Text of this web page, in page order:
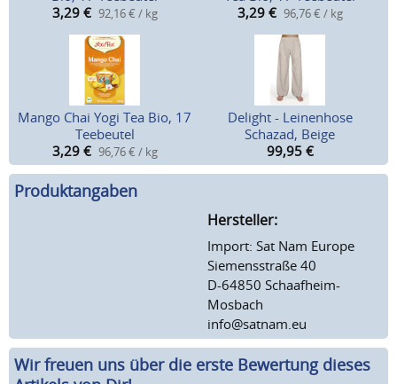
3,29 € 92,16 € / kg
3,29 € 96,76 € / kg
Mango Chai Yogi Tea Bio, 17
Teebeutel
3,29 € 96,76 € / kg
Delight - Leinenhose
Schazad, Beige
99,95 €
Produktangaben
Hersteller:
Import: Sat Nam Europe
Siemensstraße 40
D-64850 Schaafheim-
Mosbach
info@satnam.eu
Wir freuen uns über die erste Bewertung dieses